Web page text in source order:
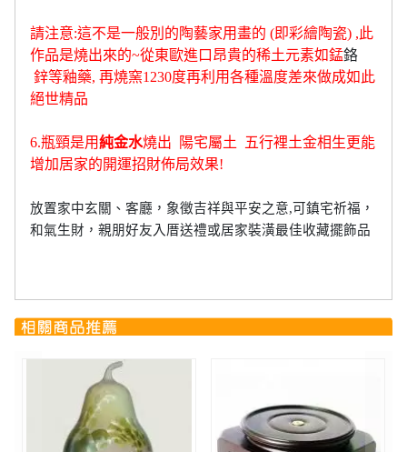
請注意:這不是一般別的陶藝家用畫的 (即彩繪陶瓷) ,此
作品是燒出來的~從東歐進口昂貴的稀土元素如錳鉻
鋅等釉藥, 再燒窯1230度再利用各種溫度差來做成如此
絕世精品
6.瓶頸是用純金水燒出 陽宅屬土 五行裡土金相生更能
增加居家的開運招財佈局效果!
放置家中玄關、客廳，象徵吉祥與平安之意,可鎮宅祈福，
和氣生財，親朋好友入厝送禮或居家裝潢最佳收藏擺飾品